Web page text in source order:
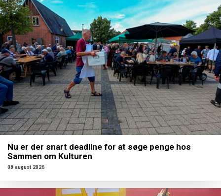
Nu er der snart deadline for at søge penge hos
Sammen om Kulturen
08 august 2026